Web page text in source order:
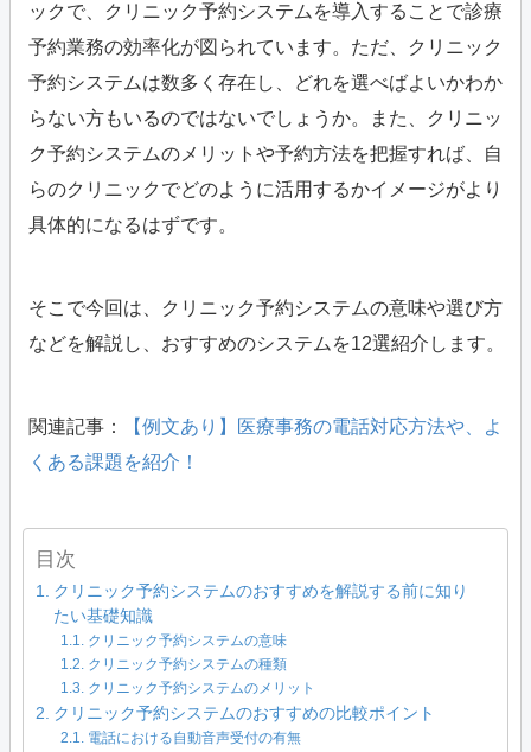
ックで、クリニック予約システムを導入することで診療
予約業務の効率化が図られています。ただ、クリニック
予約システムは数多く存在し、どれを選べばよいかわか
らない方もいるのではないでしょうか。また、クリニッ
ク予約システムのメリットや予約方法を把握すれば、自
らのクリニックでどのように活用するかイメージがより
具体的になるはずです。
そこで今回は、クリニック予約システムの意味や選び方
などを解説し、おすすめのシステムを12選紹介します。
関連記事：
【例文あり】医療事務の電話対応方法や、よ
くある課題を紹介！
目次
クリニック予約システムのおすすめを解説する前に知り
たい基礎知識
クリニック予約システムの意味
クリニック予約システムの種類
クリニック予約システムのメリット
クリニック予約システムのおすすめの比較ポイント
電話における自動音声受付の有無